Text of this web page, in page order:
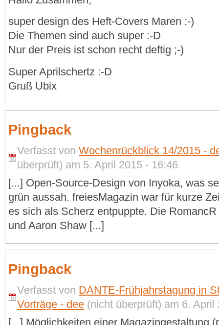
super design des Heft-Covers Maren :-)
Die Themen sind auch super :-D
Nur der Preis ist schon recht deftig ;-)
Super Aprilschertz :-D
Gruß Ubix
Pingback
Verfasst vonWochenrückblick 14/2015 -
überprüft) am 5. April 2015 - 16:46.
[...] Open-Source-Design von Inyoka, was
grün aussah. freiesMagazin war für kurze
es sich als Scherz entpuppte. Die
und Aaron Shaw [...]
Pingback
Verfasst von DANTE-Frühjahrstagung in
Vorträge - dee (nicht überprüft) am 6. April
[...] Möglichkeiten einer Magazingestaltung